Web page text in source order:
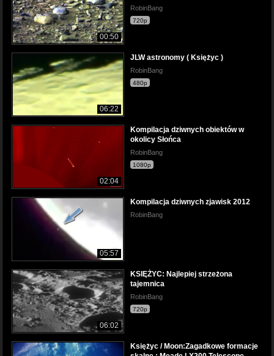
00:50
RobinBang
720p
06:22
JLW astronomy ( Księżyc )
RobinBang
480p
02:04
Kompilacja dziwnych obiektów w
okolicy Słońca
RobinBang
1080p
05:57
Kompilacja dziwnych zjawisk 2012
RobinBang
06:02
KSIĘŻYC: Najlepiej strzeżona
tajemnica
RobinBang
720p
Księżyc / Moon:Zagadkowe formacje